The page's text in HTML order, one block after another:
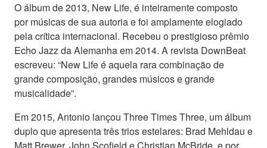
O álbum de 2013, New Life, é inteiramente composto
por músicas de sua autoria e foi amplamente elogiado
pela crítica internacional. Recebeu o prestigioso prêmio
Echo Jazz da Alemanha em 2014. A revista DownBeat
escreveu: “New Life é aquela rara combinação de
grande composição, grandes músicos e grande
musicalidade”.
Em 2015, Antonio lançou Three Times Three, um álbum
duplo que apresenta três trios estelares: Brad Mehldau e